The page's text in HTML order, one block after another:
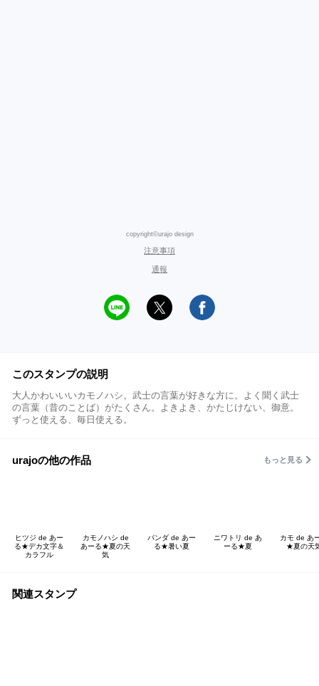
copyright©urajo design
注意事項
通報
このスタンプの説明
大人かわいいいカモノハシ。武士の言葉が好きな方に。よく聞く武士
の言葉（昔のことば）がたくさん。よきよき、かたじけない、御意。
ずっと使える、毎日使える。
urajoの他の作品 もっと見る
ヒツジ de あー
る★デカ文字＆
カラフル
カモノハシ de
あーる★夏の天
気
パンダ de あー
る★暑い夏
ニワトリ de あ
ーる★夏
カモ de あ
★夏の天
関連スタンプ